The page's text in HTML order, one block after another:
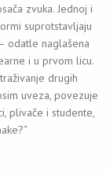
zvuka. Jednoj i
suprotstavljaju
odatle naglašena
i u prvom licu.
drugih
uveza, povezuje
plivače i studente,